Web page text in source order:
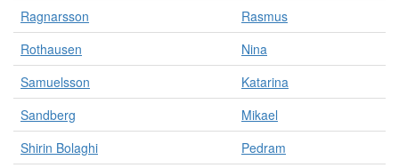
Ragnarsson
Rasmus
Rothausen
Nina
Samuelsson
Katarina
Sandberg
Mikael
Shirin Bolaghi
Pedram